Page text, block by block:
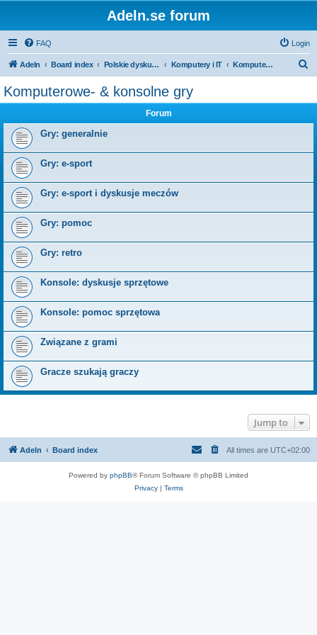
Adeln.se forum
FAQ Login
Adeln Board index Polskie dyskusje Komputery i IT Komputerowe- & konsolne gry
Komputerowe- & konsolne gry
Forum
Gry: generalnie
Gry: e-sport
Gry: e-sport i dyskusje meczów
Gry: pomoc
Gry: retro
Konsole: dyskusje sprzętowe
Konsole: pomoc sprzętowa
Związane z grami
Gracze szukają graczy
Jump to
Adeln Board index All times are UTC+02:00
Powered by phpBB® Forum Software © phpBB Limited
Privacy| Terms